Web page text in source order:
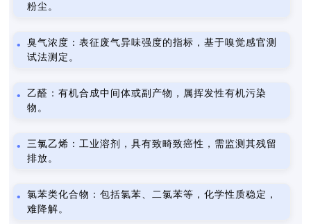
粉尘。
臭气浓度：表征废气异味强度的指标，基于嗅觉感官测
试法测定。
乙醛：有机合成中间体或副产物，属挥发性有机污染
物。
三氯乙烯：工业溶剂，具有致畸致癌性，需监测其残留
排放。
氯苯类化合物：包括氯苯、二氯苯等，化学性质稳定，
难降解。